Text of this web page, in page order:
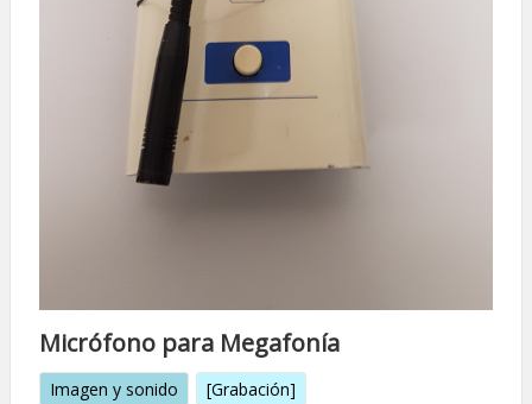
Micrófono para Megafoní­a
Imagen y sonido [Grabación]